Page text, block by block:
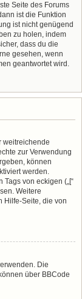
Seite des Forums
ist die Funktion
ist nicht genügend
zu holen, indem
dass du die
gesehen, wenn
geantwortet wird.
weitreichende
zur Verwendung
können
werden.
von eckigen („[“
Weitere
Hilfe-Seite, die von
Die
über BBCode